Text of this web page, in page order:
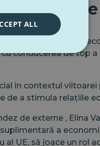
membre
iar dialogul
conducerea de top a
în contextul viitoarei
de a stimula relațiile
de externe , Elina
a
UE, să joace un rol
ALL